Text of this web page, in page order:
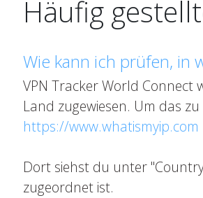
Häufig
Wie kann ich prüfen, in
VPN Tracker World Connect
Land zugewiesen. Um das
https://www.whatismyip.com
Dort siehst du unter
zugeordnet ist.